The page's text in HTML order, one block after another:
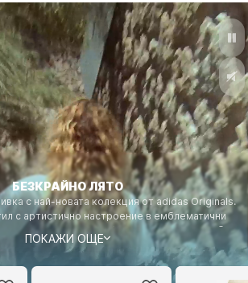
БЕЗКРАЙНО ЛЯТО
с най-новата колекция от adidas Originals.
с артистично настроение в емблематични
да се движат с теб. Пазарувай визията! ©
Miró / VG Bild-Kunst, Bonn 2026
ПОКАЖИ ОЩЕ